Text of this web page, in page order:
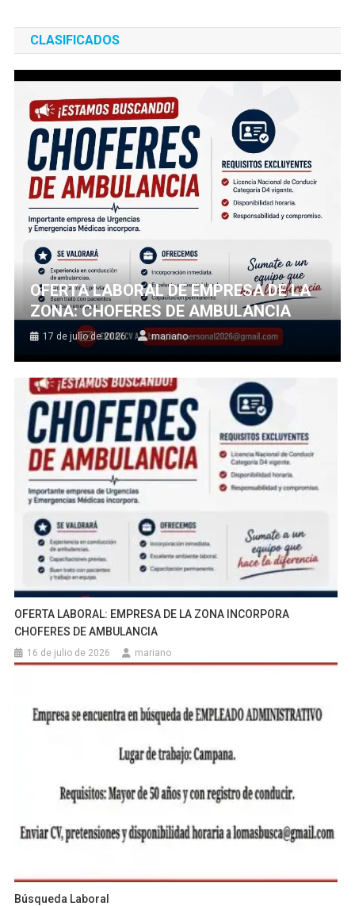
CLASIFICADOS
OFERTA LABORAL DE EMPRESA DE LA
ZONA: CHOFERES DE AMBULANCIA
17 de julio de 2026 mariano
OFERTA LABORAL: EMPRESA DE LA ZONA INCORPORA
CHOFERES DE AMBULANCIA
16 de julio de 2026 mariano
Búsqueda Laboral